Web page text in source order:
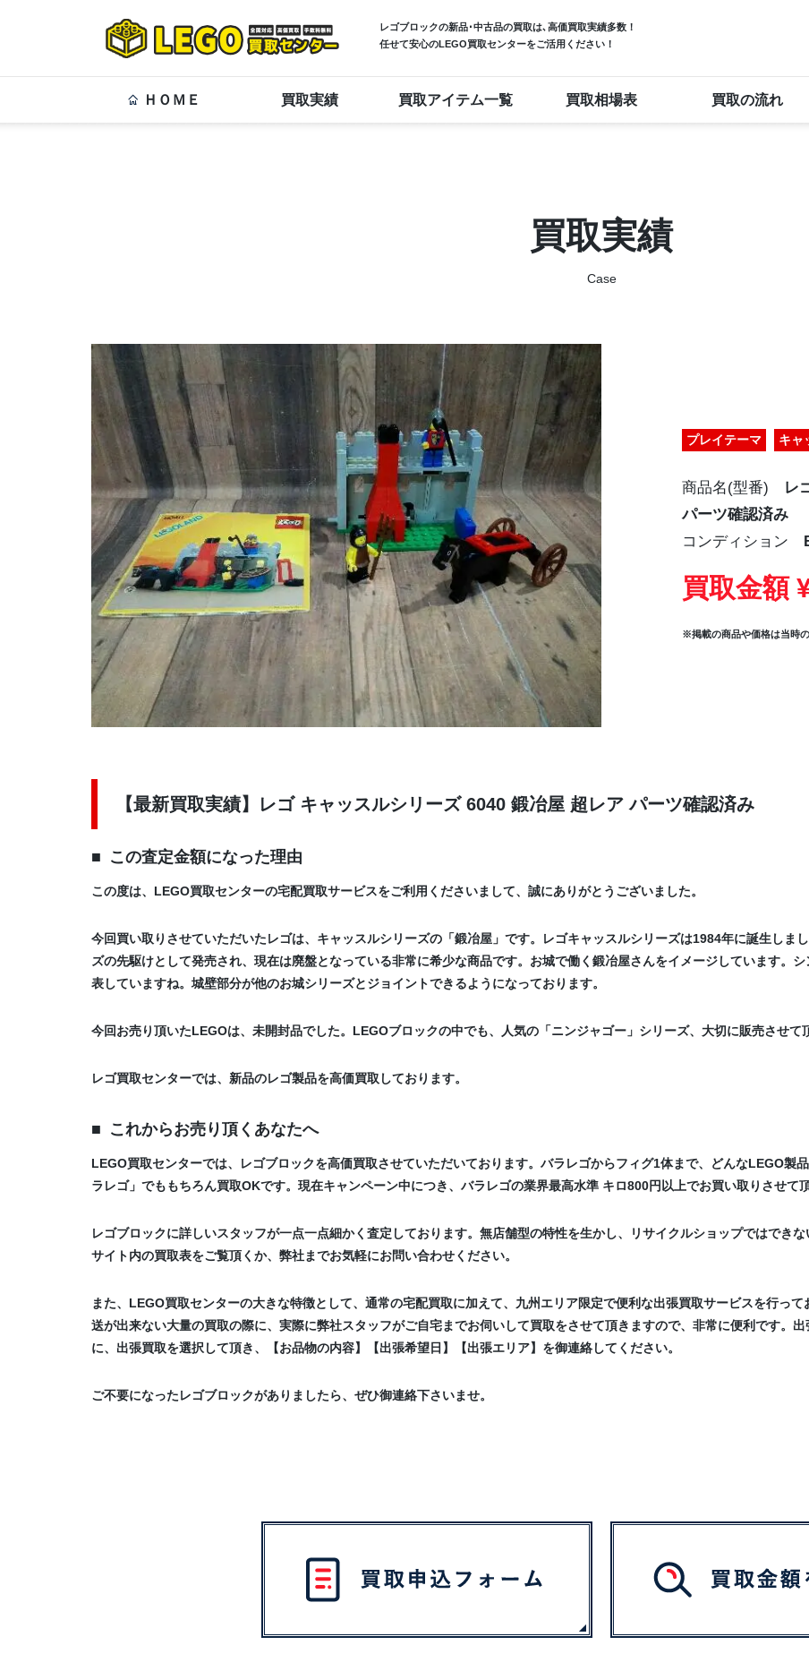
レゴブロックの新品･中古品の買取は､高価買取実績多数！
任せて安心のLEGO買取センターをご活用ください！
ＨＯＭＥ 買取実績 買取アイテム一覧 買取相場表 買取の流れ
買取実績
Case
プレイテーマ キャ
商品名(型番)
レ
パーツ確認済み
コンディション
買取金額
※掲載の商品や価格は当時
【最新買取実績】レゴ キャッスルシリーズ 6040 鍛冶屋 超レア パーツ確認済み
この査定金額になった理由
この度は、LEGO買取センターの宅配買取サービスをご利用くださいまして、誠にありがとうございました。
今回買い取りさせていただいたレゴは、キャッスルシリーズの「鍛冶屋」です。レゴキャッスルシリーズは1984年に誕生しま
ズの先駆けとして発売され、現在は廃盤となっている非常に希少な商品です。お城で働く鍛冶屋さんをイメージしています。
表していますね。城壁部分が他のお城シリーズとジョイントできるようになっております。
今回お売り頂いたLEGOは、未開封品でした。LEGOブロックの中でも、人気の「ニンジャゴー」シリーズ、大切に販売させて
レゴ買取センターでは、新品のレゴ製品を高価買取しております。
これからお売り頂くあなたへ
LEGO買取センターでは、レゴブロックを高価買取させていただいております。バラレゴからフィグ1体まで、どんなLEGO製
ラレゴ」でももちろん買取OKです。現在キャンペーン中につき、バラレゴの業界最高水準 キロ800円以上でお買い取りさせて頂
レゴブロックに詳しいスタッフが一点一点細かく査定しております。無店舗型の特性を生かし、リサイクルショップではでき
サイト内の買取表をご覧頂くか、弊社までお気軽にお問い合わせください。
また、LEGO買取センターの大きな特徴として、通常の宅配買取に加えて、九州エリア限定で便利な出張買取サービスを行っ
送が出来ない大量の買取の際に、実際に弊社スタッフがご自宅までお伺いして買取をさせて頂きますので、非常に便利です。
に、出張買取を選択して頂き、【お品物の内容】【出張希望日】【出張エリア】を御連絡してください。
ご不要になったレゴブロックがありましたら、ぜひ御連絡下さいませ。